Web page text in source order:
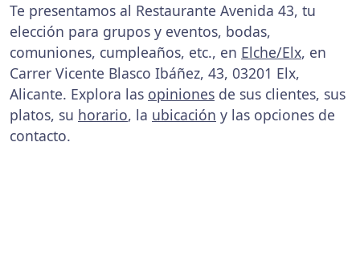
Te presentamos al Restaurante Avenida 43, tu
elección para grupos y eventos, bodas,
comuniones, cumpleaños, etc., en Elche/Elx, en
Carrer Vicente Blasco Ibáñez, 43, 03201 Elx,
Alicante. Explora las opiniones de sus clientes, sus
platos, su horario, la ubicación y las opciones de
contacto.